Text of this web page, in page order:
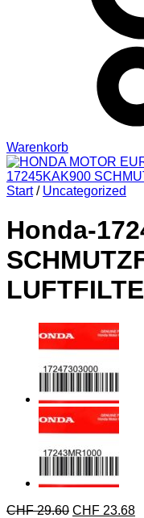
Warenkorb
Start / Uncategorized
Honda-
LUFTFILTE
CHF29.60 CHF 23.68